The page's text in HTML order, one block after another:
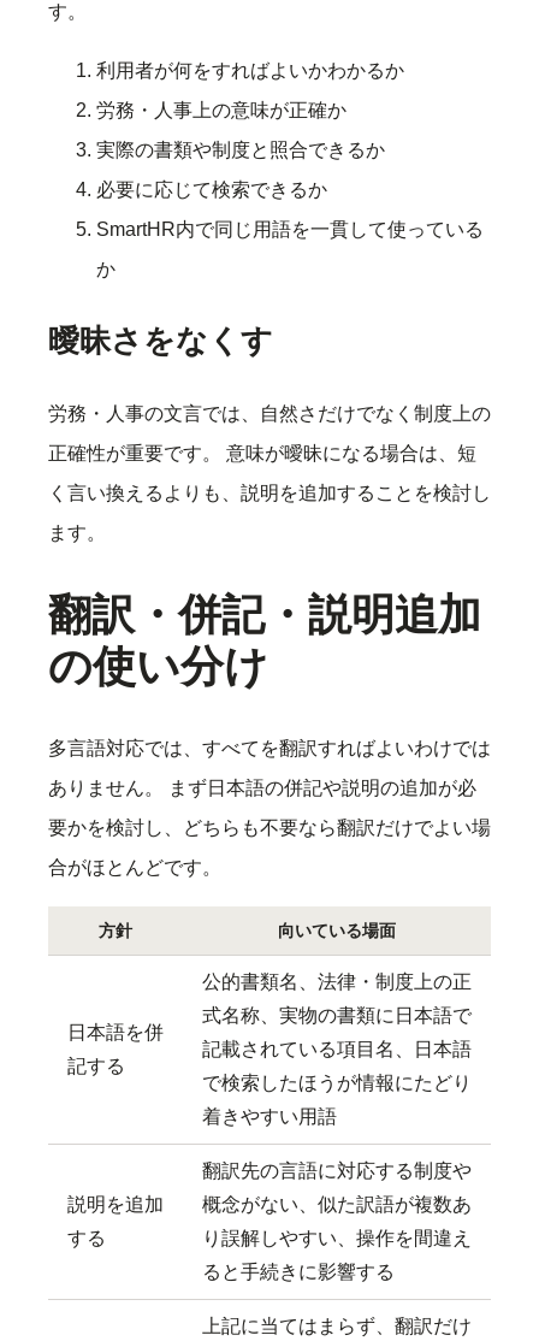
す。
利用者が何をすればよいかわかるか
労務・人事上の意味が正確か
実際の書類や制度と照合できるか
必要に応じて検索できるか
SmartHR内で同じ用語を一貫して使っている
か
曖昧さをなくす
労務・人事の文言では、自然さだけでなく制度上の
正確性が重要です。 意味が曖昧になる場合は、短
く言い換えるよりも、説明を追加することを検討し
ます。
翻訳・併記・説明追加
の使い分け
多言語対応では、すべてを翻訳すればよいわけでは
ありません。 まず日本語の併記や説明の追加が必
要かを検討し、どちらも不要なら翻訳だけでよい場
合がほとんどです。
方針 向いている場面
日本語を併
記する
公的書類名、法律・制度上の正
式名称、実物の書類に日本語で
記載されている項目名、日本語
で検索したほうが情報にたどり
着きやすい用語
説明を追加
する
翻訳先の言語に対応する制度や
概念がない、似た訳語が複数あ
り誤解しやすい、操作を間違え
ると手続きに影響する
上記に当てはまらず、翻訳だけ